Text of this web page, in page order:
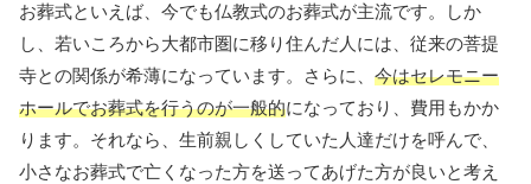
お葬式といえば、今でも仏教式のお葬式が主流です。しか
し、若いころから大都市圏に移り住んだ人には、従来の菩提
寺との関係が希薄になっています。さらに、 今はセレモニー
ホールでお葬式を行うのが一般的になっており、費用もかか
ります。それなら、生前親しくしていた人達だけを呼んで、
小さなお葬式で亡くなった方を送ってあげた方が良いと考え